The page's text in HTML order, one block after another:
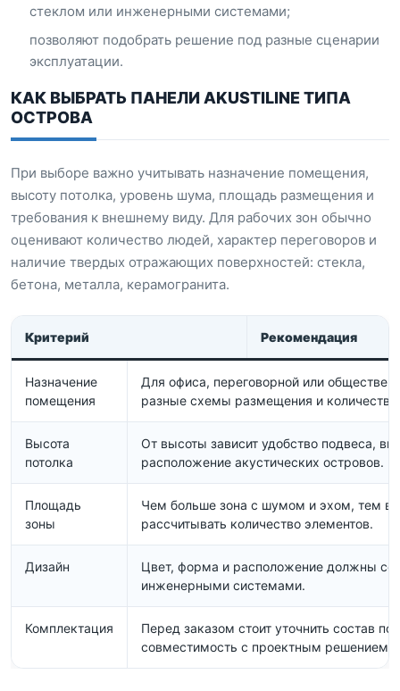
стеклом или инженерными системами;
позволяют подобрать решение под разные сценарии
эксплуатации.
КАК ВЫБРАТЬ ПАНЕЛИ AKUSTILINE ТИПА
ОСТРОВА
При выборе важно учитывать назначение помещения,
высоту потолка, уровень шума, площадь размещения и
требования к внешнему виду. Для рабочих зон обычно
оценивают количество людей, характер переговоров и
наличие твердых отражающих поверхностей: стекла,
бетона, металла, керамогранита.
Критерий Рекомендация
Назначение
помещения
Для офиса, переговорной или
разные схемы размещения и количество
Высота
потолка
От высоты зависит удобство подвеса,
расположение акустических островов.
Площадь
зоны
Чем больше зона с шумом и эхом, тем
рассчитывать количество элементов.
Дизайн
Цвет, форма и расположение должны
инженерными системами.
Комплектация
Перед заказом стоит уточнить состав
совместимость с проектным решением.